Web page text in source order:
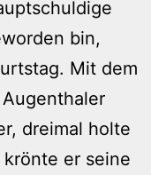
bin,
Mit dem
dreimal holte
er seine